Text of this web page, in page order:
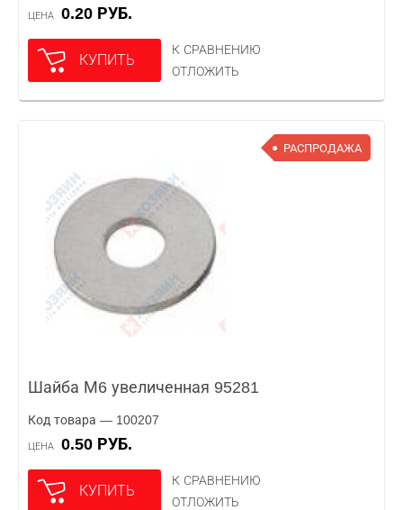
ЦЕНА 0.20 РУБ.
КУПИТЬ
К СРАВНЕНИЮ
ОТЛОЖИТЬ
РАСПРОДАЖА
Шайба М6 увеличенная 95281
Код товара — 100207
ЦЕНА 0.50 РУБ.
КУПИТЬ
К СРАВНЕНИЮ
ОТЛОЖИТЬ